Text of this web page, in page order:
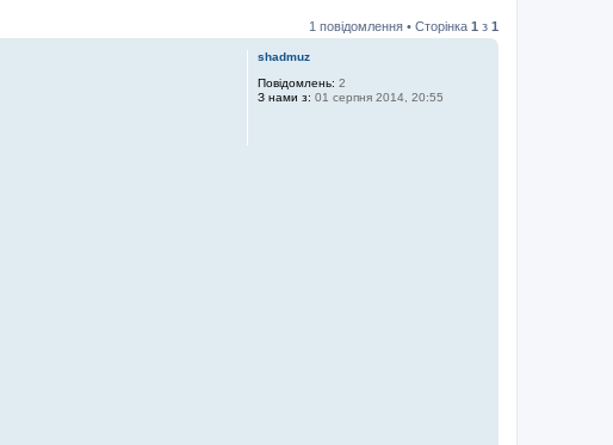
1 повідомлення • Сторінка 1 з 1
shadmuz
Повідомлень: 2
З нами з: 01 серпня 2014, 20:55